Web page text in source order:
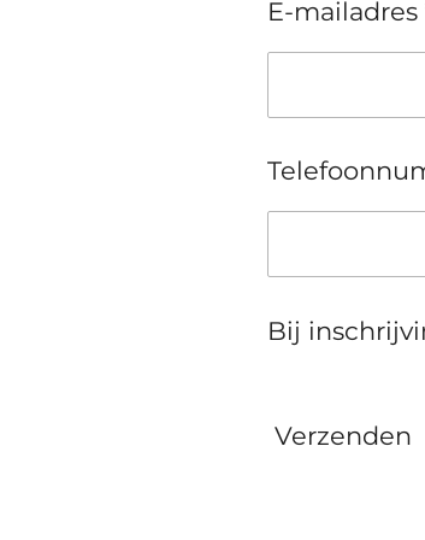
E-mailadres
Bij
Verzenden